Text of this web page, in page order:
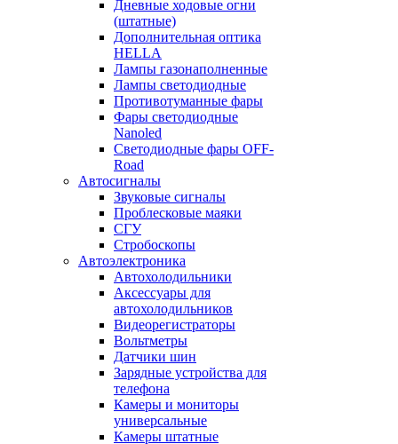
Дневные ходовые огни
(штатные)
Дополнительная оптика
HELLA
Лампы газонаполненные
Лампы светодиодные
Противотуманные фары
Фары светодиодные
Nanoled
Светодиодные фары OFF-
Road
Автосигналы
Звуковые сигналы
Проблесковые маяки
СГУ
Стробоскопы
Автоэлектроника
Автохолодильники
Аксессуары для
автохолодильников
Видеорегистраторы
Вольтметры
Датчики шин
Зарядные устройства для
телефона
Камеры и мониторы
универсальные
Камеры штатные